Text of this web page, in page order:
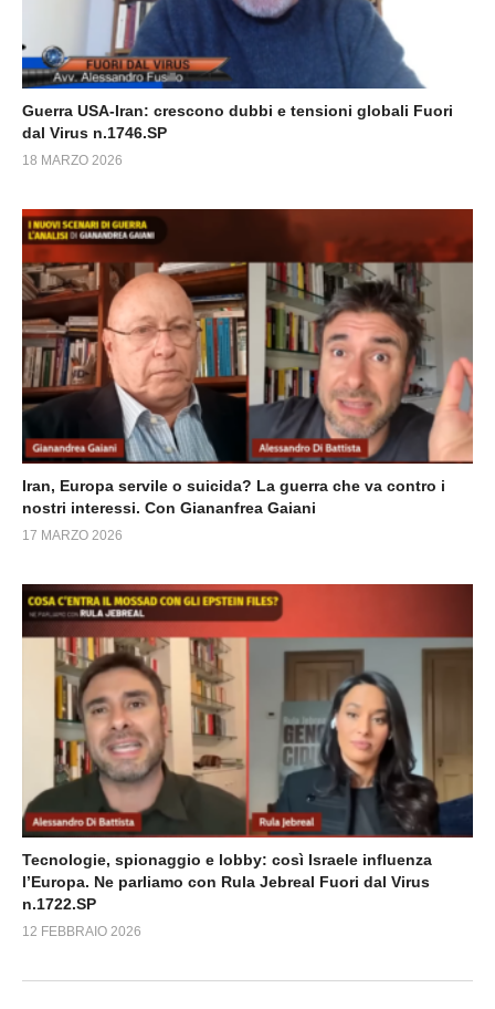
Guerra USA-Iran: crescono dubbi e tensioni globali Fuori
dal Virus n.1746.SP
18 MARZO 2026
Iran, Europa servile o suicida? La guerra che va contro i
nostri interessi. Con Giananfrea Gaiani
17 MARZO 2026
Tecnologie, spionaggio e lobby: così Israele influenza
l’Europa. Ne parliamo con Rula Jebreal Fuori dal Virus
n.1722.SP
12 FEBBRAIO 2026